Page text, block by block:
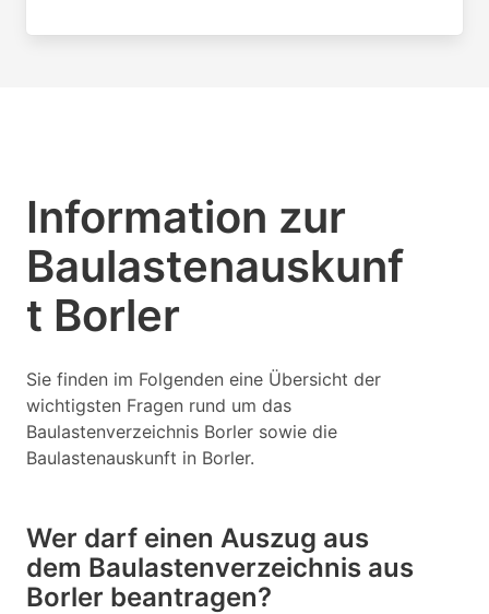
Information zur
Baulastenauskunf
t Borler
Sie finden im Folgenden eine Übersicht der
wichtigsten Fragen rund um das
Baulastenverzeichnis Borler sowie die
Baulastenauskunft in Borler.
Wer darf einen Auszug aus
dem Baulastenverzeichnis aus
Borler beantragen?